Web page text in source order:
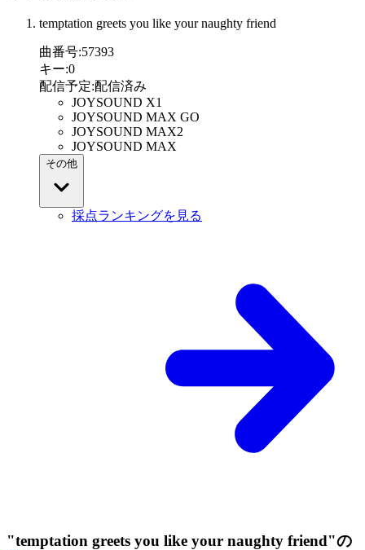
temptation greets you like your naughty friend
曲番号:57393
キー:0
配信予定:配信済み
JOYSOUND X1
JOYSOUND MAX GO
JOYSOUND MAX2
JOYSOUND MAX
その他
採点ランキングを見る
"temptation greets you like your naughty friend"の